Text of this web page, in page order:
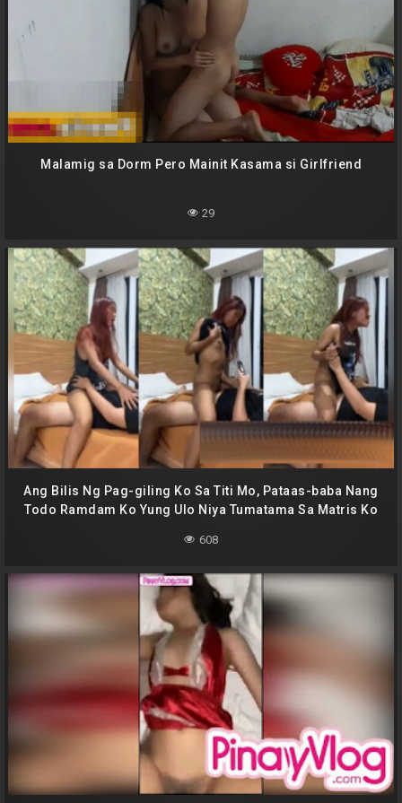
Malamig sa Dorm Pero Mainit Kasama si Girlfriend
29
Ang Bilis Ng Pag-giling Ko Sa Titi Mo, Pataas-baba Nang
Todo Ramdam Ko Yung Ulo Niya Tumatama Sa Matris Ko
608